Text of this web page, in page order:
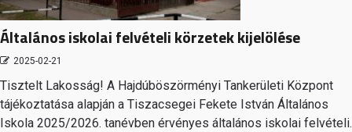
Általános iskolai felvételi körzetek kijelölése
2025-02-21
Tisztelt Lakosság! A Hajdúböszörményi Tankerületi Központ
tájékoztatása alapján a Tiszacsegei Fekete István Általános
Iskola 2025/2026. tanévben érvényes általános iskolai